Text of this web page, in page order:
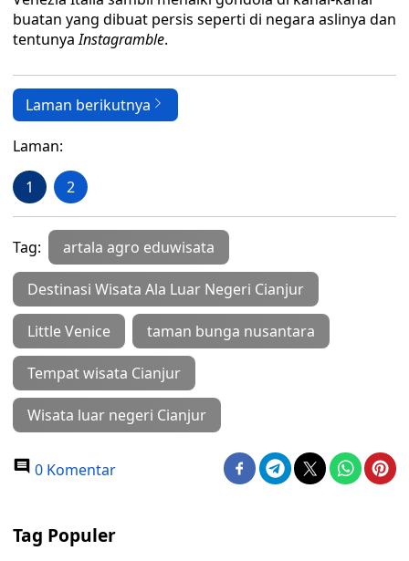
buatan yang dibuat persis seperti di negara aslinya dan
tentunyaInstagramble.
Laman berikutnya
Laman:
1 2
Tag: artala agro eduwisata
Destinasi Wisata Ala Luar Negeri Cianjur
Little Venice taman bunga nusantara
Tempat wisata Cianjur
Wisata luar negeri Cianjur
0 Komentar
Tag Populer